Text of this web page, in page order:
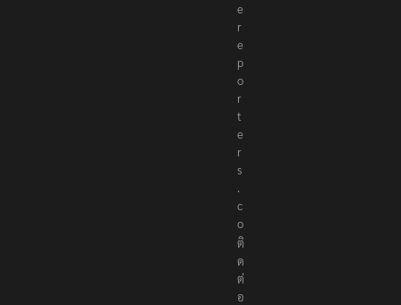
e
r
e
p
o
r
t
e
r
s
.
c
o
ติ
ด
ต่
อ